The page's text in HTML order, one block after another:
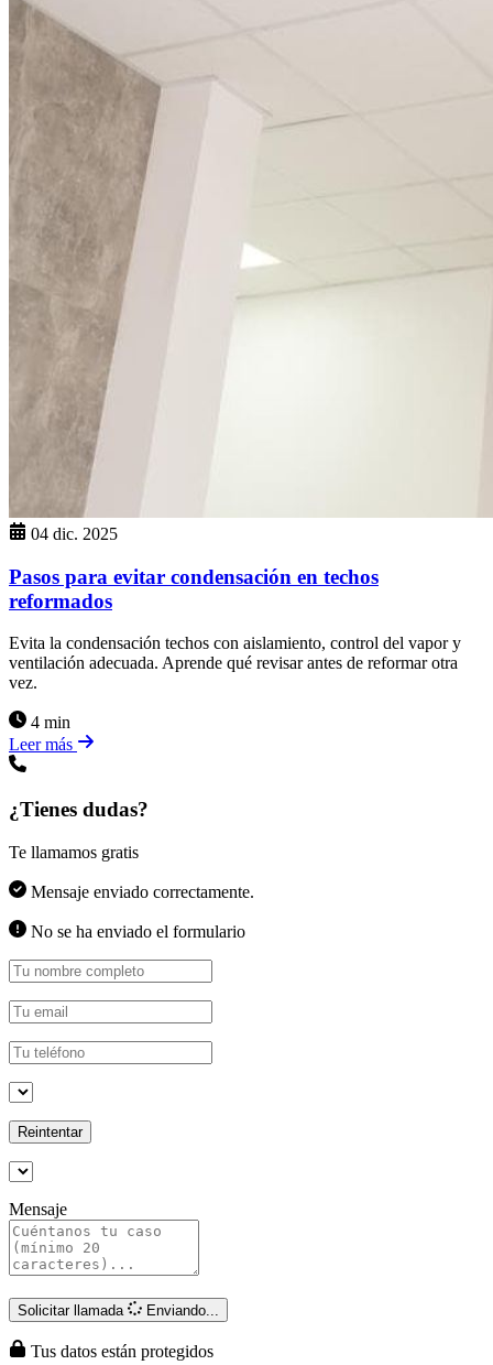
04 dic. 2025
Pasos para evitar condensación en techos
reformados
Evita la condensación techos con aislamiento, control del vapor y
ventilación adecuada. Aprende qué revisar antes de reformar otra
vez.
4 min
Leer más
¿Tienes dudas?
Te llamamos gratis
Mensaje enviado correctamente.
No se ha enviado el formulario
Reintentar
Mensaje
Solicitar llamada Enviando...
Tus datos están protegidos